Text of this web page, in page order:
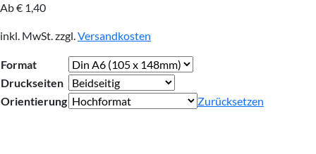
Ab€ 1,40
inkl. MwSt.zzgl.Versandkosten
Format
Druckseiten
Orientierung
Zurücksetzen